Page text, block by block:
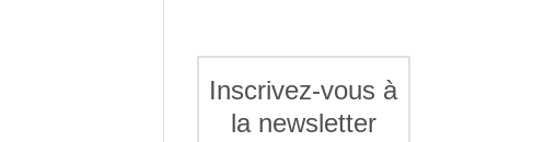
Inscrivez-vous à
la newsletter